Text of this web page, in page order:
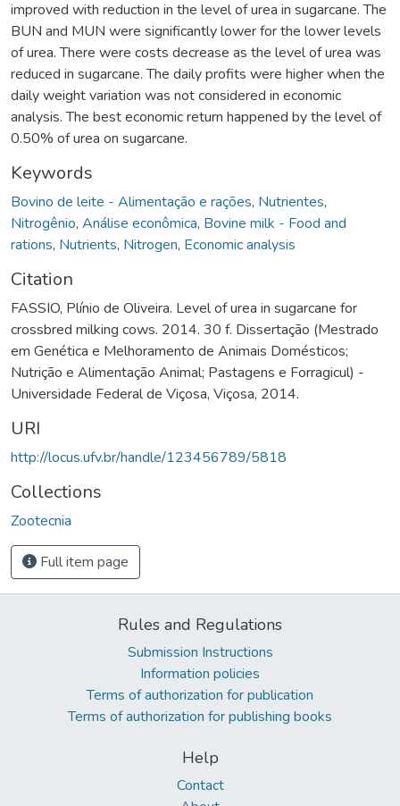
improved with reduction in the level of urea in sugarcane. The
BUN and MUN were significantly lower for the lower levels
of urea. There were costs decrease as the level of urea was
reduced in sugarcane. The daily profits were higher when the
daily weight variation was not considered in economic
analysis. The best economic return happened by the level of
0.50% of urea on sugarcane.
Keywords
Bovino de leite - Alimentação e rações, Nutrientes,
Nitrogênio, Análise econômica, Bovine milk - Food and
rations, Nutrients, Nitrogen, Economic analysis
Citation
FASSIO, Plínio de Oliveira. Level of urea in sugarcane for
crossbred milking cows. 2014. 30 f. Dissertação (Mestrado
em Genética e Melhoramento de Animais Domésticos;
Nutrição e Alimentação Animal; Pastagens e Forragicul) -
Universidade Federal de Viçosa, Viçosa, 2014.
URI
http://locus.ufv.br/handle/123456789/5818
Collections
Zootecnia
Full item page
Rules and Regulations
Submission Instructions
Information policies
Terms of authorization for publication
Terms of authorization for publishing books
Help
Contact